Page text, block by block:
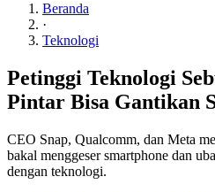
Beranda
·
Teknologi
Petinggi Teknologi
Pintar Bisa Gantikan
CEO Snap, Qualcomm, dan Meta
bakal menggeser smartphone dan
dengan teknologi.